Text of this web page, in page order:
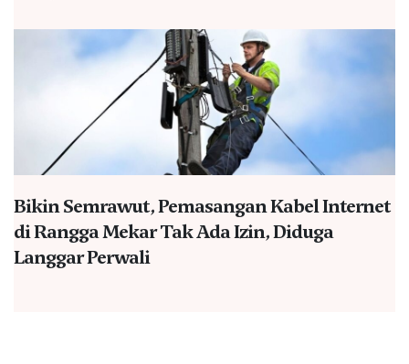
Bikin Semrawut, Pemasangan Kabel Internet
di Rangga Mekar Tak Ada Izin, Diduga
Langgar Perwali